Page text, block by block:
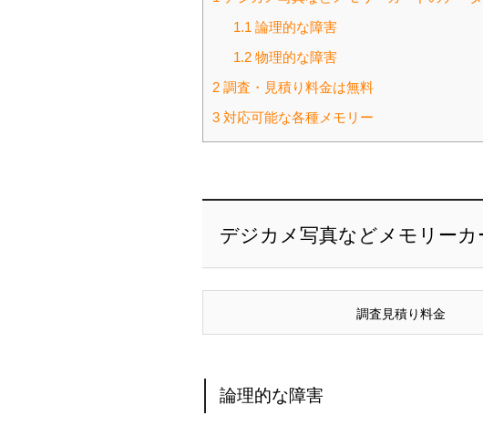
1.1 論理的な障害
1.2物理的な障害
2 調査・見積り料金は無料
3 対応可能な各種メモリー
デジカメ写真などメモリー
調査見積り料金
論理的な障害